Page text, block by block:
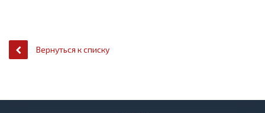
Вернуться к списку